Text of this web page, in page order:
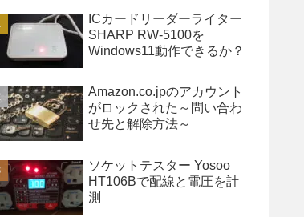
ICカードリーダーライター
SHARP RW-5100を
Windows11動作できるか？
Amazon.co.jpのアカウント
がロックされた～問い合わ
せ先と解除方法～
ソケットテスター Yosoo
HT106Bで配線と電圧を計
測